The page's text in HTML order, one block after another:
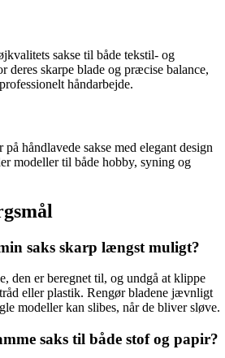
sakse til både tekstil- og
deres skarpe blade og præcise balance,
håndarbejde.
håndlavede sakse med elegant design
modeller til både hobby, syning og
saks skarp længst muligt?
den er beregnet til, og undgå at klippe
eller plastik. Rengør bladene jævnligt
modeller kan slibes, når de bliver sløve.
saks til både stof og papir?